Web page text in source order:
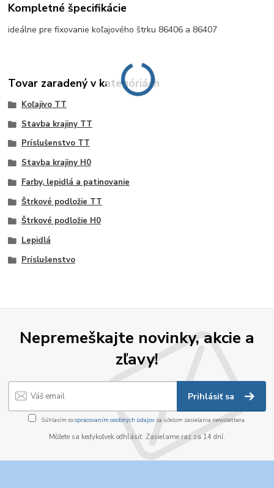
Kompletné špecifikácie
ideálne pre fixovanie koľajového štrku 86406 a 86407
Tovar zaradený v kategóriách
Koľajivo TT
Stavba krajiny TT
Príslušenstvo TT
Stavba krajiny H0
Farby, lepidlá a patinovanie
Štrkové podložie TT
Štrkové podložie H0
Lepidlá
Príslušenstvo
Nepremeškajte novinky, akcie a
zľavy!
Prihlásiť sa
Súhlasím sospracovaním osobných údajov za účelom zasielania newslettera.
Môžete sa kedykoľvek odhlásiť. Zasielame raz za 14 dní.